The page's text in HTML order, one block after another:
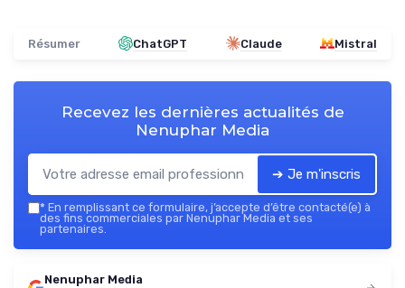
Résumer ChatGPT Claude Mistral
Recevez les dernières actualités de
Nenuphar Media
➔ Je m'inscris
* En remplissant ce formulaire, j’accepte d’être contacté(e) à
des fins commerciales par Nenuphar Media et ses
partenaires.
Nenuphar Media